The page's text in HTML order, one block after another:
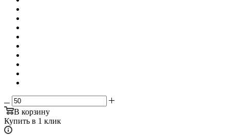
В корзину
Купить в 1 клик